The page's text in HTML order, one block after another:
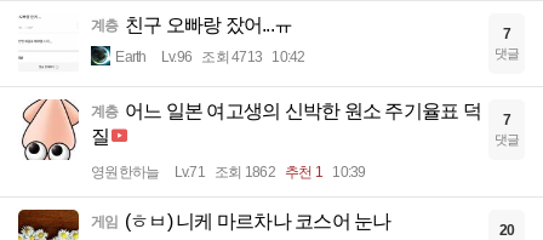
계층 친구 오빠랑 잤어...ㅠ
Earth Lv.96 조회 4713 10:42
7
댓글
계층 어느 일본 여고생의 신박한 원소 주기율표 덕
질
영원한하늘 Lv.71 조회 1862 추천 1 10:39
7
댓글
게임 (ㅎㅂ) 니케 마르차나 코스어 눈나 20